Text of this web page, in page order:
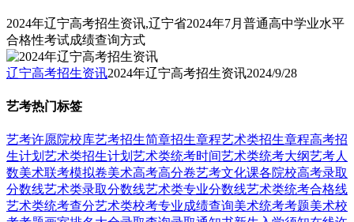
2024年辽宁高考招生资讯,辽宁省2024年7月普通高中学业水平
合格性考试成绩查询方式
辽宁高考招生资讯2024年辽宁高考招生资讯2024/9/28
艺考热门标签
艺考许愿院校库艺考招生简章招生章程艺术类招生章程高考招
生计划 艺术类招生计划 艺术类统考时间艺术类统考大纲艺考人
数美术联考模拟卷美术高考高分卷艺考文化课各院校高考录取
分数线艺术类录取分数线艺术类专业分数线艺术类统考合格线
艺术类统考查分艺术类校考专业成绩查询美术统考考题美术校